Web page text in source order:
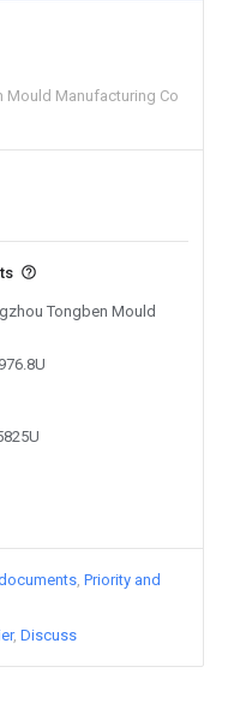
Mould Manufacturing Co
Tongben Mould
Priority and
Discuss